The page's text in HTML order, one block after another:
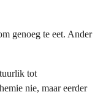
genoeg te eet. Ander
tot
nie, maar eerder